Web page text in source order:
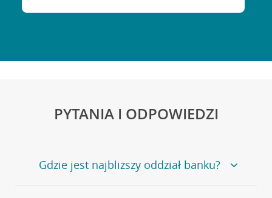
PYTANIA I ODPOWIEDZI
Gdzie jest najbliższy oddział banku?